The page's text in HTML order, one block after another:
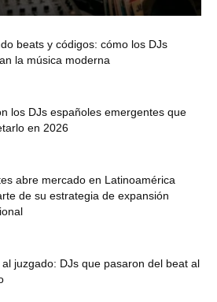
beats y códigos: cómo los DJs
la música moderna
los DJs españoles emergentes que
en 2026
abre mercado en Latinoamérica
de su estrategia de expansión
al juzgado: DJs que pasaron del beat al